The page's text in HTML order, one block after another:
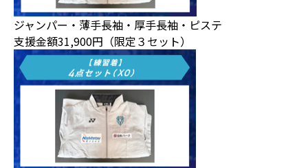
ジャンパー・薄手長袖・厚手長袖・ピステ
支援金額31,900円（限定３セット）